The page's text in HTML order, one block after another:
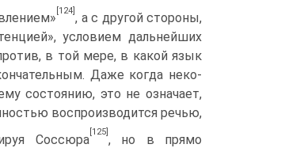
[124]
, а с другой стороны,
условием дальнейших
в той мере, в какой язык
Даже когда неко­
состоянию, это не означает,
воспроизводится речью,
Соссюра
[125]
, но в прямо